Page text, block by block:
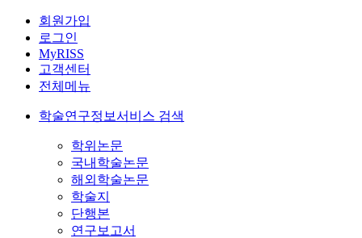
회원가입
로그인
MyRISS
고객센터
전체메뉴
학술연구정보서비스 검색
학위논문
국내학술논문
해외학술논문
학술지
단행본
연구보고서